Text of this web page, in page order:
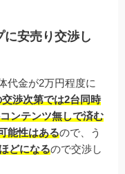
安売り交渉し
代金が2万円程度に
渉次第では2台同時
ンテンツ無しで済む
能性はあるので、う
どになるので交渉し